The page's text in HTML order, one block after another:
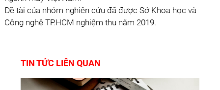
Đề tài của nhóm nghiên cứu đã được Sở Khoa học và
Công nghệ TP.HCM nghiệm thu năm 2019.
TIN TỨC LIÊN QUAN